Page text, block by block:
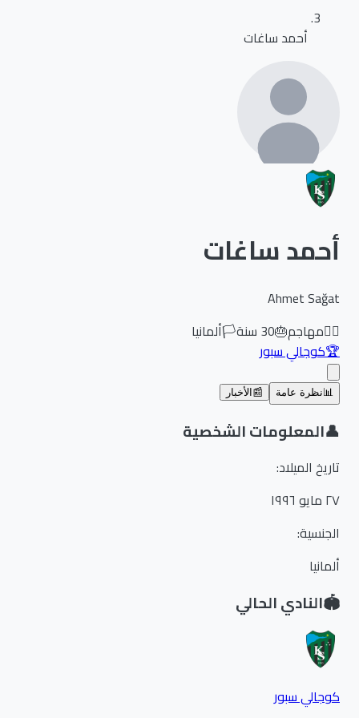
أحمد ساغات
أحمد ساغات
Ahmet Sağat
مهاجم🎂
30سنة🏳️ألمانيا
كوجالي سبور
نظرة عامة 📰 الأخبار
المعلومات الشخصية
تاريخ الميلاد:
الجنسية:
ألمانيا
النادي الحالي
كوجالي سبور